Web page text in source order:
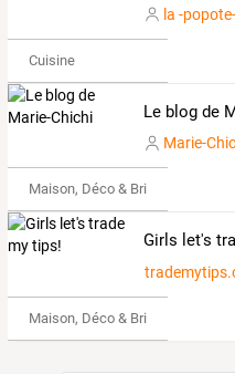
la -
Cuisine
Marie-
Maison, Déco & Bricolage
Maison, Déco & Bricolage